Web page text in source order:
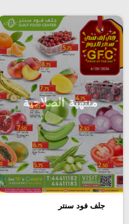
منتهية الصلاحية
جلف فود سنتر